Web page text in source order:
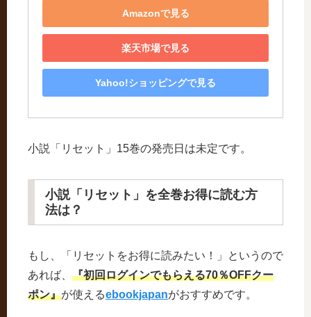
Amazonで見る
楽天市場で見る
Yahoo!ショッピングで見る
小説「リセット」15巻の発売日は未定です。
小説「リセット」を全巻お得に読む方
法は？
もし、「リセットをお得に読みたい！」というので
あれば、 『初回ログインでもらえる70％OFFクー
ポン』が使えるebookjapanがおすすめです。